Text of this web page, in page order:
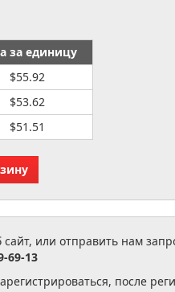
за единицу
$55.92
$53.62
$51.51
или отправить нам
69-13
после